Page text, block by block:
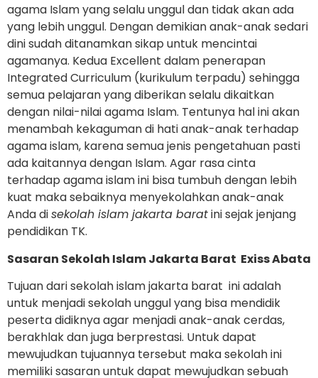
agama Islam yang selalu unggul dan tidak akan ada
yang lebih unggul. Dengan demikian anak-anak sedari
dini sudah ditanamkan sikap untuk mencintai
agamanya. Kedua Excellent dalam penerapan
Integrated Curriculum (kurikulum terpadu) sehingga
semua pelajaran yang diberikan selalu dikaitkan
dengan nilai-nilai agama Islam. Tentunya hal ini akan
menambah kekaguman di hati anak-anak terhadap
agama islam, karena semua jenis pengetahuan pasti
ada kaitannya dengan Islam. Agar rasa cinta
terhadap agama islam ini bisa tumbuh dengan lebih
kuat maka sebaiknya menyekolahkan anak-anak
Anda disekolah islam jakarta baratini sejak jenjang
pendidikan TK.
Sasaran Sekolah Islam Jakarta Barat Exiss Abata
Tujuan dari sekolah islam jakarta barat ini adalah
untuk menjadi sekolah unggul yang bisa mendidik
peserta didiknya agar menjadi anak-anak cerdas,
berakhlak dan juga berprestasi. Untuk dapat
mewujudkan tujuannya tersebut maka sekolah ini
memiliki sasaran untuk dapat mewujudkan sebuah